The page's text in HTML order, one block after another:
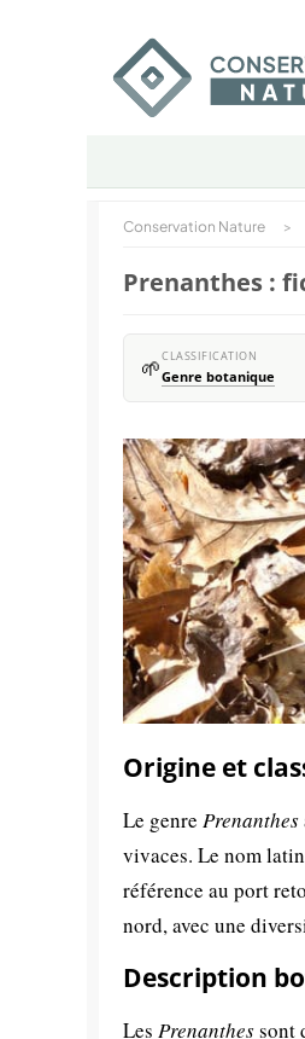
Conservation Nature >
Prenanthes :
🌱CLASSIFICATION
Genre botanique
Origine et
Le genre Prenanthes
vivaces. Le nom
référence au port
nord, avec une
Description
Les Prenanthessont